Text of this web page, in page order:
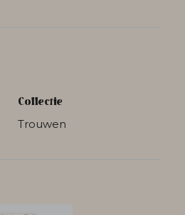
Collectie
Trouwen